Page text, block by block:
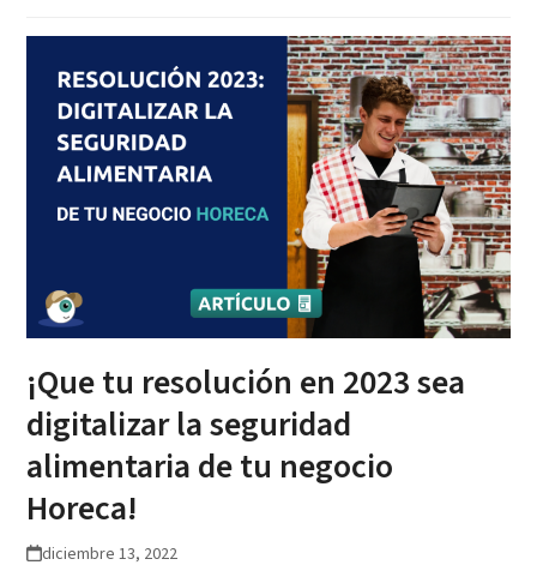
¡Que tu resolución en 2023 sea
digitalizar la seguridad
alimentaria de tu negocio
Horeca!
diciembre 13, 2022